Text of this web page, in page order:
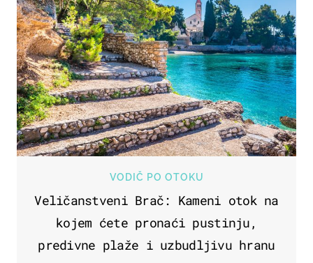
VODIČ PO OTOKU
Veličanstveni Brač: Kameni otok na
kojem ćete pronaći pustinju,
predivne plaže i uzbudljivu hranu